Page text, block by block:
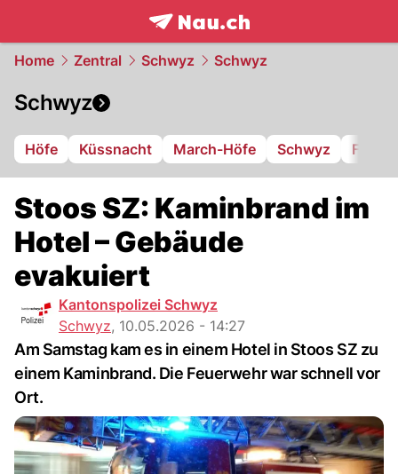
frontpage.NAU.ch
Home Zentral Schwyz Schwyz
Schwyz
Höfe Küssnacht March-Höfe Schwyz FC
Stoos SZ: Kaminbrand im
Hotel – Gebäude
evakuiert
Kantonspolizei Schwyz
Schwyz, 10.05.2026 - 14:27
Am Samstag kam es in einem Hotel in Stoos SZ zu
einem Kaminbrand. Die Feuerwehr war schnell vor
Ort.